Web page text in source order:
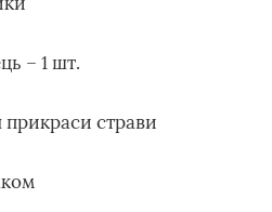
– 1 шт.
прикраси страви